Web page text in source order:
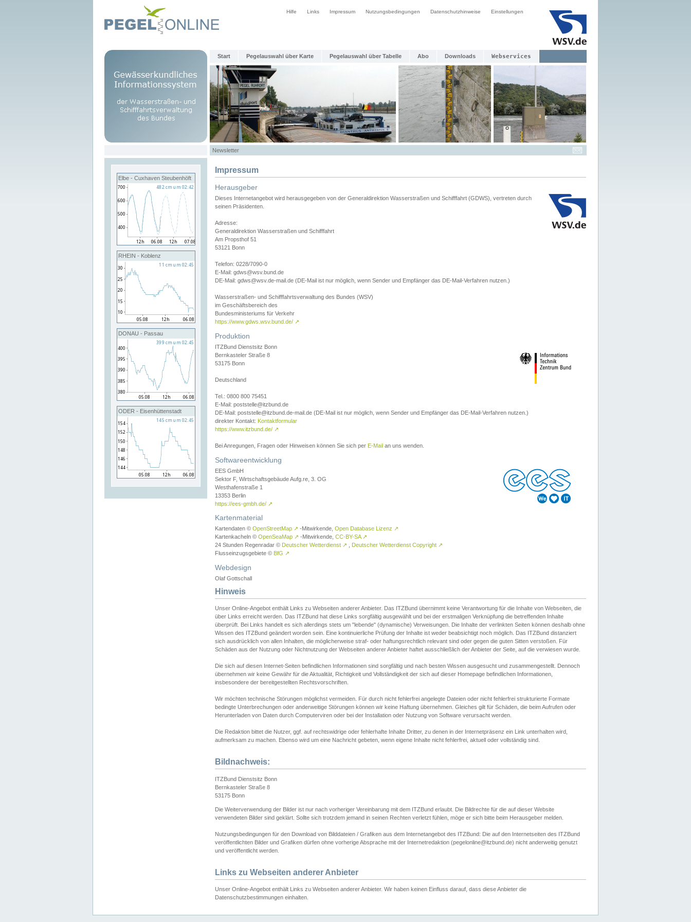
Hilfe Links Impressum Nutzungsbedingungen Datenschutzhinweise Einstellungen
Start Pegelauswahl über Karte Pegelauswahl über Tabelle Abo Downloads Webservices
Newsletter
Elbe - Cuxhaven Steubenhöft
RHEIN - Koblenz
DONAU - Passau
ODER - Eisenhüttenstadt
Impressum
Herausgeber
Dieses Internetangebot wird herausgegeben von der Generaldirektion Wasserstraßen und Schifffahrt (GDWS), vertreten durch
seinen Präsidenten.
Adresse:
Generaldirektion Wasserstraßen und Schifffahrt
Am Propsthof 51
53121 Bonn
Telefon: 0228/7090-0
E-Mail: gdws@wsv.bund.de
DE-Mail: gdws@wsv.de-mail.de (DE-Mail ist nur möglich, wenn Sender und Empfänger das DE-Mail-Verfahren nutzen.)
Wasserstraßen- und Schifffahrtsverwaltung des Bundes (WSV)
im Geschäftsbereich des
Bundesministeriums für Verkehr
https://www.gdws.wsv.bund.de/ ↗
Produktion
ITZBund Dienstsitz Bonn
Bernkasteler Straße 8
53175 Bonn
Deutschland
Tel.: 0800 800 75451
E-Mail: poststelle@itzbund.de
DE-Mail: poststelle@itzbund.de-mail.de (DE-Mail ist nur möglich, wenn Sender und Empfänger das DE-Mail-Verfahren nutzen.)
direkter Kontakt: Kontaktformular
https://www.itzbund.de/ ↗
Bei Anregungen, Fragen oder Hinweisen können Sie sich per E-Mail an uns wenden.
Softwareentwicklung
EES GmbH
Sektor F, Wirtschaftsgebäude Aufg.re, 3. OG
Westhafenstraße 1
13353 Berlin
https://ees-gmbh.de/ ↗
Kartenmaterial
Kartendaten © OpenStreetMap ↗ -Mitwirkende, Open Database Lizenz ↗
Kartenkacheln © OpenSeaMap ↗ -Mitwirkende, CC-BY-SA ↗
24 Stunden Regenradar © Deutscher Wetterdienst ↗ Deutscher Wetterdienst Copyright ↗
Flusseinzugsgebiete © BfG ↗
Webdesign
Olaf Gottschall
Hinweis
Unser Online-Angebot enthält Links zu Webseiten anderer Anbieter. Das ITZBund übernimmt keine Verantwortung für die Inhalte von Webseiten, die
über Links erreicht werden. Das ITZBund hat diese Links sorgfältig ausgewählt und bei der erstmaligen Verknüpfung die betreffenden Inhalte
überprüft. Bei Links handelt es sich allerdings stets um "lebende" (dynamische) Verweisungen. Die Inhalte der verlinkten Seiten können deshalb ohne
Wissen des ITZBund geändert worden sein. Eine kontinuierliche Prüfung der Inhalte ist weder beabsichtigt noch möglich. Das ITZBund distanziert
sich ausdrücklich von allen Inhalten, die möglicherweise straf- oder haftungsrechtlich relevant sind oder gegen die guten Sitten verstoßen. Für
Schäden aus der Nutzung oder Nichtnutzung der Webseiten anderer Anbieter haftet ausschließlich der Anbieter der Seite, auf die verwiesen wurde.
Die sich auf diesen Internet-Seiten befindlichen Informationen sind sorgfältig und nach besten Wissen ausgesucht und zusammengestellt. Dennoch
übernehmen wir keine Gewähr für die Aktualität, Richtigkeit und Vollständigkeit der sich auf dieser Homepage befindlichen Informationen,
insbesondere der bereitgestellten Rechtsvorschriften.
Wir möchten technische Störungen möglichst vermeiden. Für durch nicht fehlerfrei angelegte Dateien oder nicht fehlerfrei strukturierte Formate
bedingte Unterbrechungen oder anderweitige Störungen können wir keine Haftung übernehmen. Gleiches gilt für Schäden, die beim Aufrufen oder
Herunterladen von Daten durch Computerviren oder bei der Installation oder Nutzung von Software verursacht werden.
Die Redaktion bittet die Nutzer, ggf. auf rechtswidrige oder fehlerhafte Inhalte Dritter, zu denen in der Internetpräsenz ein Link unterhalten wird,
aufmerksam zu machen. Ebenso wird um eine Nachricht gebeten, wenn eigene Inhalte nicht fehlerfrei, aktuell oder vollständig sind.
Bildnachweis:
ITZBund Dienstsitz Bonn
Bernkasteler Straße 8
53175 Bonn
Die Weiterverwendung der Bilder ist nur nach vorheriger Vereinbarung mit dem ITZBund erlaubt. Die Bildrechte für die auf dieser Website
verwendeten Bilder sind geklärt. Sollte sich trotzdem jemand in seinen Rechten verletzt fühlen, möge er sich bitte beim Herausgeber melden.
Nutzungsbedingungen für den Download von Bilddateien / Grafiken aus dem Internetangebot des ITZBund: Die auf den Internetseiten des ITZBund
veröffentlichten Bilder und Grafiken dürfen ohne vorherige Absprache mit der Internetredaktion (pegelonline@itzbund.de) nicht anderweitig genutzt
und veröffentlicht werden.
Links zu Webseiten anderer Anbieter
Unser Online-Angebot enthält Links zu Webseiten anderer Anbieter. Wir haben keinen Einfluss darauf, dass diese Anbieter die
Datenschutzbestimmungen einhalten.